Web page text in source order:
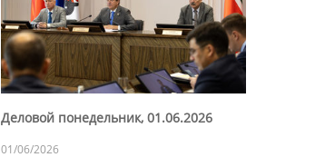
Деловой понедельник, 01.06.2026
01/06/2026